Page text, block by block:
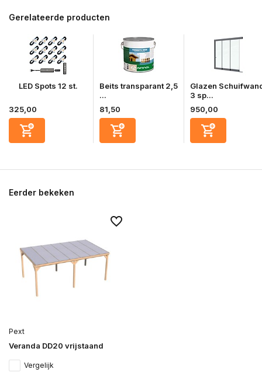
Gerelateerde producten
LED Spots 12 st.
325,00
Beits transparant 2,5
...
81,50
Glazen
3 sp...
950,00
Eerder bekeken
Pext
Veranda DD20 vrijstaand
Vergelijk